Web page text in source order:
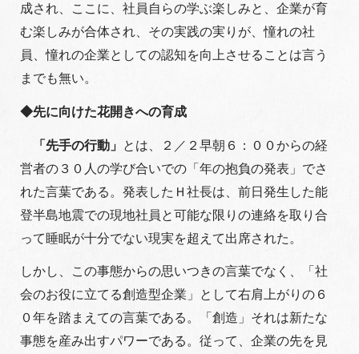
成され、ここに、社員自らの学ぶ楽しみと、企業が育
む楽しみが合体され、その実践の実りが、憧れの社
員、憧れの企業としての認知を向上させることは言う
までも無い。
◆先に向けた花開きへの育成
「先手の行動」 とは、２／２早朝６：００からの経
営者の３０人の学び合いでの「年の抱負の発表」でさ
れた言葉である。発表したＨ社長は、前日発生した能
登半島地震での現地社員と可能な限りの連絡を取り合
って睡眠が十分でない現実を超えて出席された。
しかし、この事態からの思いつきの言葉でなく、「社
会のお役に立てる創造型企業」として右肩上がりの６
０年を踏まえての言葉である。「創造」それは新たな
事態を産み出すパワーである。従って、企業の先を見